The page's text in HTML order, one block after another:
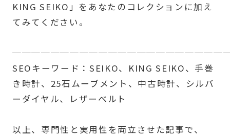
KING SEIKO」をあなたのコレクションに加え
てみてください。
SEOキーワード：SEIKO、KING SEIKO、手巻
き時計、25石ムーブメント、中古時計、シルバ
ーダイヤル、レザーベルト
以上、専門性と実用性を両立させた記事で、